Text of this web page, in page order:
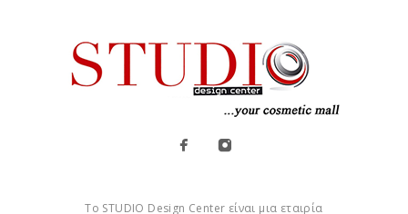
Το STUDIO Design Center είναι μια εταιρία